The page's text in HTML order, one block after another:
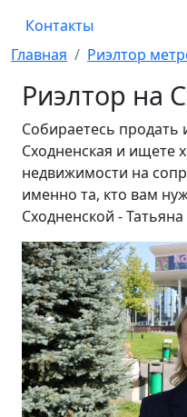
Контакты
Главная Риэлтор
Риэлтор на
Собираетесь продать
Сходненская и ищете
недвижимости на
именно та, кто вам
Сходненской -